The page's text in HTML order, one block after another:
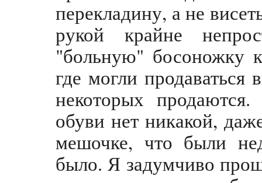
перекладину, а не
рукой крайне
"больную" босоножку
где могли
некоторых
обуви нет никакой,
мешочке, что были
было. Я задумчиво